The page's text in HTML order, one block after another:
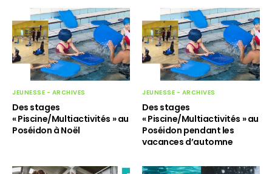
JEUNESSE - ARCHIVES
Des stages
« Piscine/Multiactivités » au
Poséidon à Noël
JEUNESSE - ARCHIVES
Des stages
« Piscine/Multiactivités » au
Poséidon pendant les
vacances d’automne